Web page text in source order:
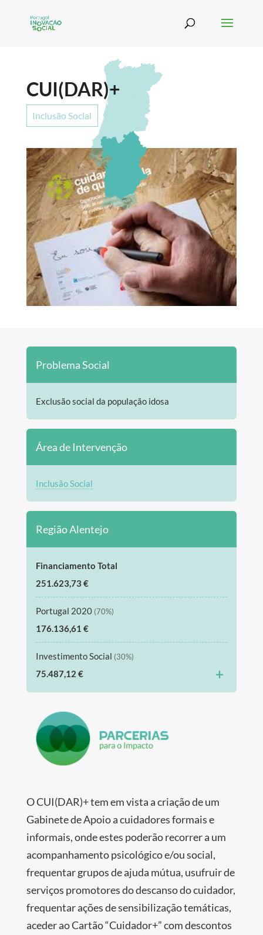
CUI(DAR)+
Inclusão Social
Problema Social
Exclusão social da população idosa
Área de Intervenção
Inclusão Social
Região Alentejo
Financiamento Total
251.623,73 €
Portugal 2020 (70%)
176.136,61 €
Investimento Social (30%)
75.487,12 € +
O CUI(DAR)+ tem em vista a criação de um
Gabinete de Apoio a cuidadores formais e
informais, onde estes poderão recorrer a um
acompanhamento psicológico e/ou social,
frequentar grupos de ajuda mútua, usufruir de
serviços promotores do descanso do cuidador,
frequentar ações de sensibilização temáticas,
aceder ao Cartão “Cuidador+” com descontos